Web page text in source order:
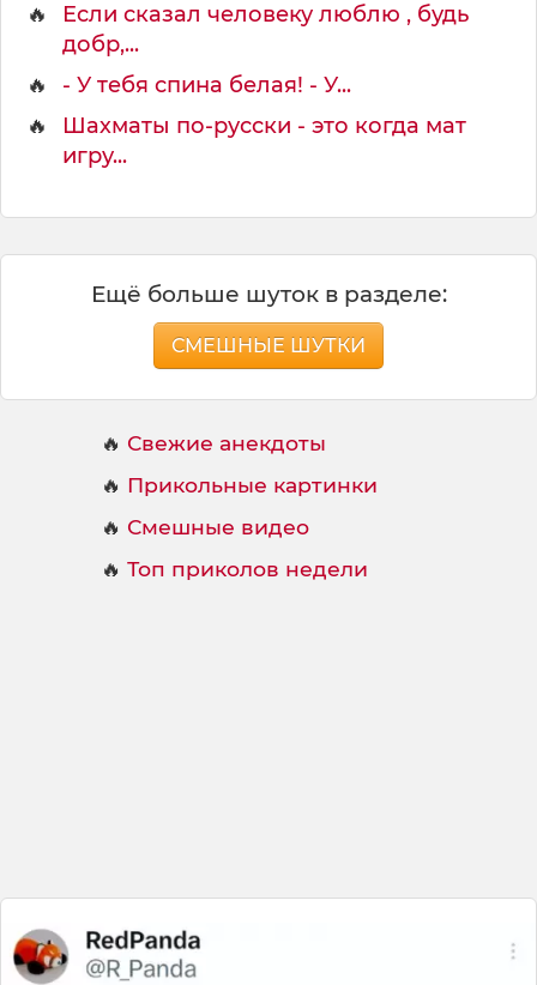
🔥
Если сказал человеку люблю , будь
добр,...
🔥
- У тебя спина белая! - У...
🔥
Шахматы по-русски - это когда мат
игру...
Ещё больше шуток в разделе:
СМЕШНЫЕ ШУТКИ
🔥 Свежие анекдоты
🔥 Прикольные картинки
🔥 Смешные видео
🔥 Топ приколов недели